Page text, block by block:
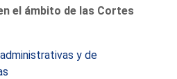
el ámbito de las Cortes
y de